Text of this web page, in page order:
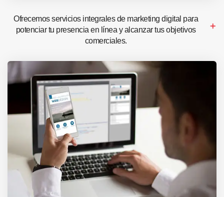
Ofrecemos servicios integrales de marketing digital para
potenciar tu presencia en línea y alcanzar tus objetivos
comerciales.